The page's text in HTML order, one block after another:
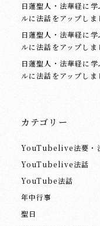
日蓮聖人・法華経に
ルに法話をアップしま
日蓮聖人・法華経に
ルに法話をアップしま
日蓮聖人・法華経に
ルに法話をアップしま
カテゴリー
YouTubelive法要・
YouTubelive法話
YouTube法話
年中行事
聖日